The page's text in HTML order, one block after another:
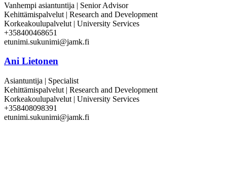
Vanhempi asiantuntija | Senior Advisor
Kehittämispalvelut | Research and Development
Korkeakoulupalvelut | University Services
+358400468651
etunimi.sukunimi@jamk.fi
Ani Lietonen
Asiantuntija | Specialist
Kehittämispalvelut | Research and Development
Korkeakoulupalvelut | University Services
+358408098391
etunimi.sukunimi@jamk.fi